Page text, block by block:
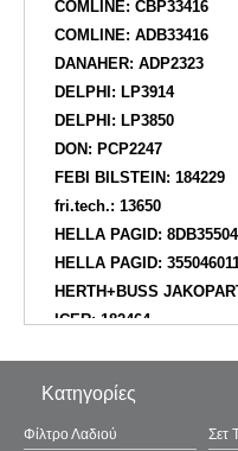
COMLINE: CBP33416
COMLINE: ADB33416
DANAHER: ADP2323
DELPHI: LP3914
DELPHI: LP3850
DON: PCP2247
FEBI BILSTEIN: 184229
fri.tech.: 13650
HELLA PAGID:
HELLA PAGID:
HERTH+BUSS
ICER: 182464
MERCEDES-BENZ:
MERCEDES-BENZ:
Κατηγορίες
Φίλτρο Λαδιού Σετ